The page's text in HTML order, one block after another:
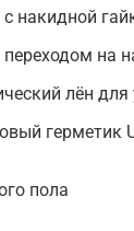
накидной
на
лён
герметик
пола